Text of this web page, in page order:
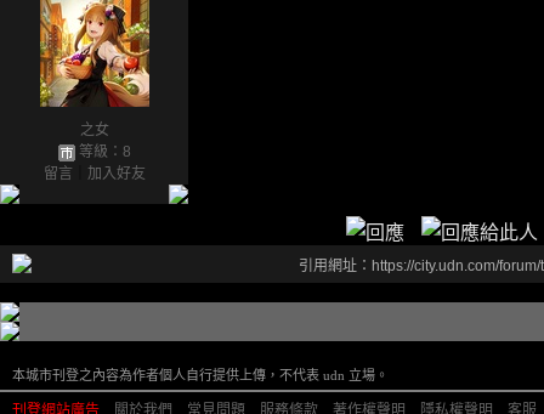
之女
等級：8
留言
加入好友
引用網址：https://city.udn.com/
本城市刊登之內容為作者個人自行提供上傳，不代表 udn 立場。
刊登網站廣告 關於我們 常見問題 服務條款 著作權聲明 隱私權聲明 客服